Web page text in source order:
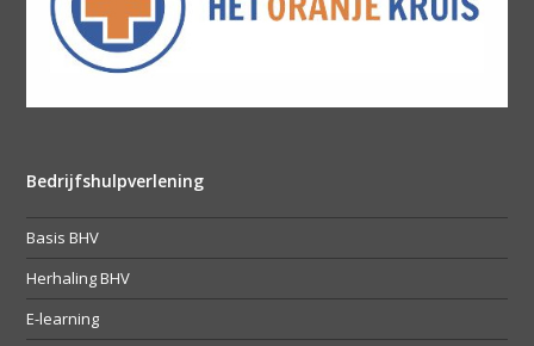
Bedrijfshulpverlening
Basis BHV
Herhaling BHV
E-learning